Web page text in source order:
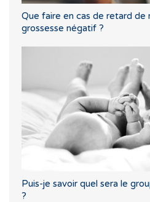
Que faire en cas de retard de
grossesse négatif ?
Puis-je savoir quel sera le
?